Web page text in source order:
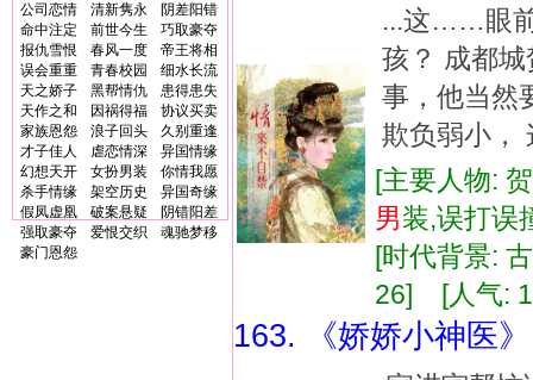
公司恋情
清新隽永
阴差阳错
命中注定
前世今生
巧取豪夺
报仇雪恨
春风一度
帝王将相
误会重重
青春校园
细水长流
天之娇子
黑帮情仇
患得患失
天作之和
因祸得福
协议买卖
家族恩怨
浪子回头
久别重逢
才子佳人
虐恋情深
异国情缘
幻想天开
女扮男装
你情我愿
杀手情缘
架空历史
异国奇缘
假凤虚凰
破案悬疑
阴错阳差
强取豪夺
爱恨交织
魂驰梦移
豪门恩怨
...这……眼前
孩？ 成都
事，他当然
欺负弱小，
[主要人物:
男装,误打
[时代背景:
26] [人气:
163. 《娇娇小神医》